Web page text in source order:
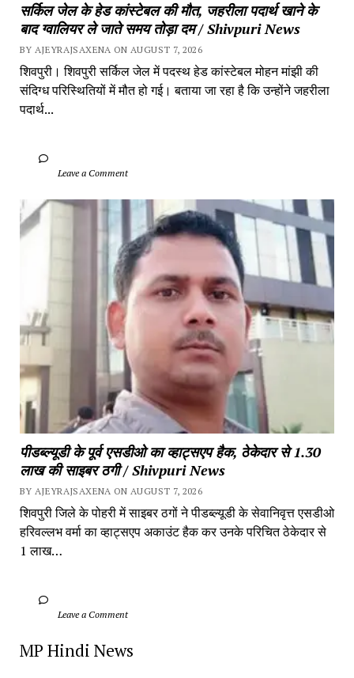
सर्किल जेल के हेड कांस्टेबल की मौत, जहरीला पदार्थ खाने के
बाद ग्वालियर ले जाते समय तोड़ा दम / Shivpuri News
BY AJEYRAJSAXENA ON AUGUST 7, 2026
शिवपुरी। शिवपुरी सर्किल जेल में पदस्थ हेड कांस्टेबल मोहन मांझी की
संदिग्ध परिस्थितियों में मौत हो गई। बताया जा रहा है कि उन्होंने जहरीला
पदार्थ...
		Leave a Comment
पीडब्ल्यूडी के पूर्व एसडीओ का व्हाट्सएप हैक, ठेकेदार से 1.30
लाख की साइबर ठगी / Shivpuri News
BY AJEYRAJSAXENA ON AUGUST 7, 2026
शिवपुरी जिले के पोहरी में साइबर ठगों ने पीडब्ल्यूडी के सेवानिवृत्त एसडीओ
हरिवल्लभ वर्मा का व्हाट्सएप अकाउंट हैक कर उनके परिचित ठेकेदार से
1 लाख…
		Leave a Comment
MP Hindi News